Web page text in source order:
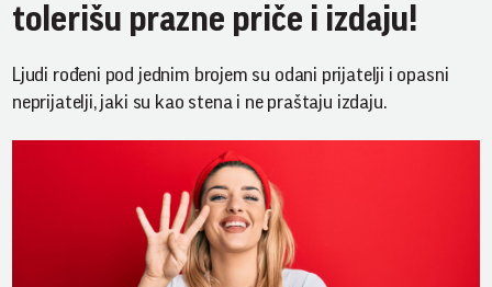
tolerišu prazne priče i izdaju!
Ljudi rođeni pod jednim brojem su odani prijatelji i opasni
neprijatelji, jaki su kao stena i ne praštaju izdaju.